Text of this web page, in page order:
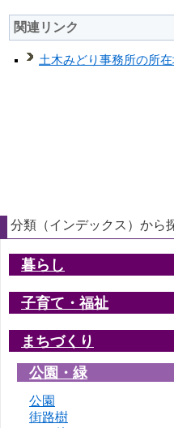
関連リンク
土木みどり事務所の所
分類（インデックス）から
暮らし
子育て・福祉
まちづくり
公園・緑
公園
街路樹